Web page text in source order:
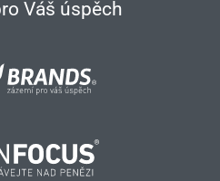
Váš úspěch